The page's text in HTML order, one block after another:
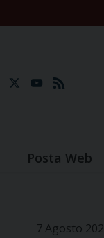
InstagramYouTube
Posta Web
7 Agosto